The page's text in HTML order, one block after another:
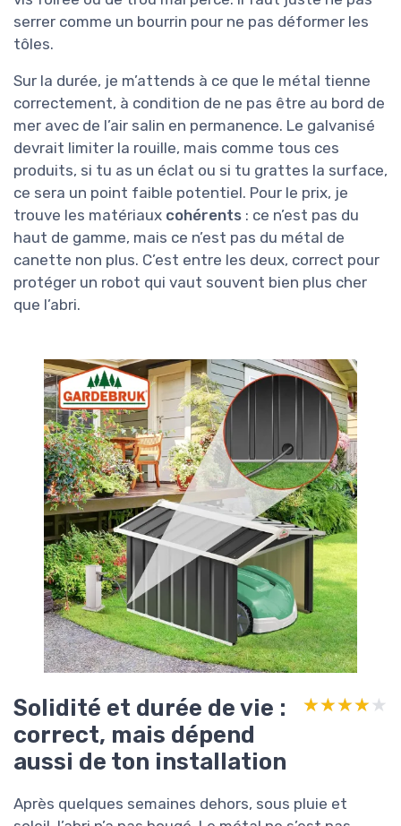
serrer comme un bourrin pour ne pas déformer les
tôles.
Sur la durée, je m’attends à ce que le métal tienne
correctement, à condition de ne pas être au bord de
mer avec de l’air salin en permanence. Le galvanisé
devrait limiter la rouille, mais comme tous ces
produits, si tu as un éclat ou si tu grattes la surface,
ce sera un point faible potentiel. Pour le prix, je
trouve les matériaux cohérents : ce n’est pas du
haut de gamme, mais ce n’est pas du métal de
canette non plus. C’est entre les deux, correct pour
protéger un robot qui vaut souvent bien plus cher
que l’abri.
Solidité et durée de vie :
correct, mais dépend
aussi de ton installation
★★★★★
★★★★★
Après quelques semaines dehors, sous pluie et